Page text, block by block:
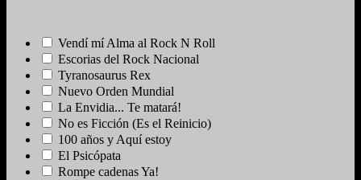
Vendí mí Alma al Rock N Roll
Escorias del Rock Nacional
Tyranosaurus Rex
Nuevo Orden Mundial
La Envidia... Te matará!
No es Ficción (Es el Reinicio)
100 años y Aquí estoy
El Psicópata
Rompe cadenas Ya!